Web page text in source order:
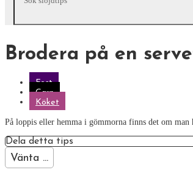
Brodera på en
Fest
Garn
Köket
På loppis eller hemma i gömmorna finns det om
Dela detta tips
Vänta ...